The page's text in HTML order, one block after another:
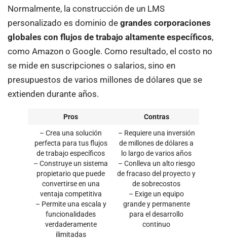
Normalmente, la construcción de un LMS
personalizado es dominio de grandes corporaciones
globales con flujos de trabajo altamente específicos,
como Amazon o Google. Como resultado, el costo no
se mide en suscripciones o salarios, sino en
presupuestos de varios millones de dólares que se
extienden durante años.
Pros
Contras
– Crea una solución
perfecta para tus flujos
de trabajo específicos
– Construye un sistema
propietario que puede
convertirse en una
ventaja competitiva
– Permite una escala y
funcionalidades
verdaderamente
ilimitadas
– Requiere una inversión
de millones de dólares a
lo largo de varios años
– Conlleva un alto riesgo
de fracaso del proyecto y
de sobrecostos
– Exige un equipo
grande y permanente
para el desarrollo
continuo